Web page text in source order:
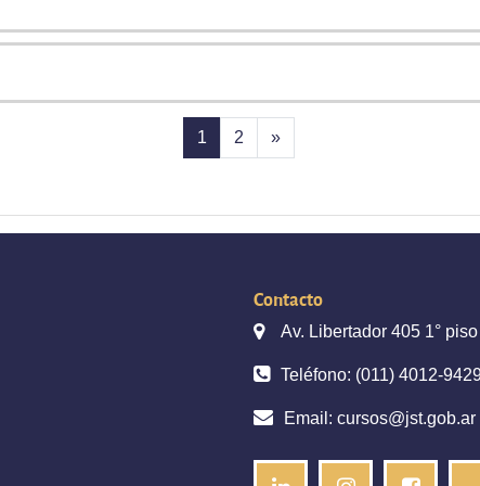
1 (actual)
2 »Página siguiente
Contacto
Av. Libertador 405 1°
Teléfono: (011) 4012-
Email: cursos@jst.gob.ar